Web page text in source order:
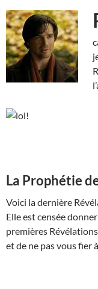
La Prophétie
Voici la dernière
Elle est censée
premières
et de ne pas vous fier